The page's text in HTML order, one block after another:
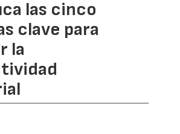
las cinco
clave para
la